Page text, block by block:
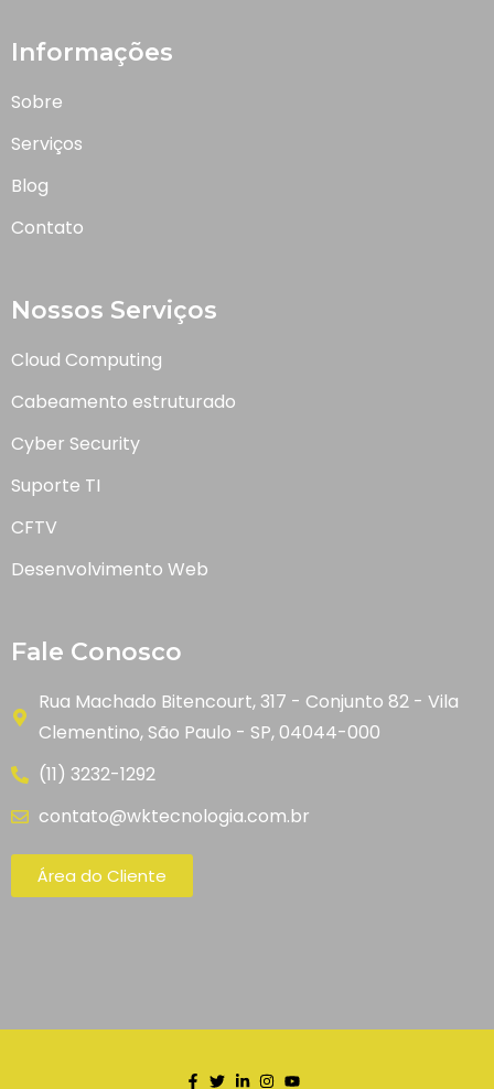
Informações
Sobre
Serviços
Blog
Contato
Nossos Serviços
Cloud Computing
Cabeamento estruturado
Cyber Security
Suporte TI
CFTV
Desenvolvimento Web
Fale Conosco
Rua Machado Bitencourt, 317 - Conjunto 82 - Vila
Clementino, São Paulo - SP, 04044-000
(11) 3232-1292
contato@wktecnologia.com.br
Área do Cliente